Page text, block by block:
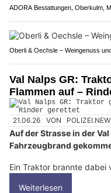
ADORA Bestattungen, Oberkulm,
Oberli & Oechsle – Weingenuss
Val Nalps GR:
Flammen auf –
21.06.26 VON
Auf der Strasse in der
Fahrzeugbrand
Ein Traktor brannte dabei
Weiterlesen